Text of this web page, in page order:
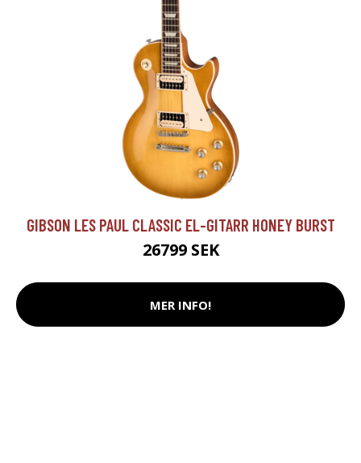
GIBSON LES PAUL CLASSIC EL-GITARR HONEY BURST
26799 SEK
MER INFO!